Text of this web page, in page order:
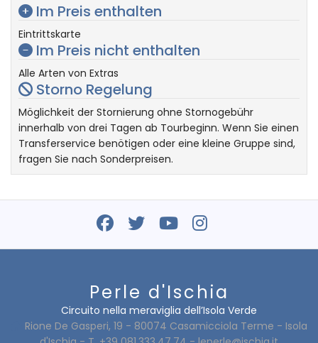
Im Preis enthalten
Eintrittskarte
Im Preis nicht enthalten
Alle Arten von Extras
Storno Regelung
Möglichkeit der Stornierung ohne Stornogebühr
innerhalb von drei Tagen ab Tourbeginn. Wenn Sie einen
Transferservice benötigen oder eine kleine Gruppe sind,
fragen Sie nach Sonderpreisen.
Perle d'Ischia
Circuito nella meraviglia dell’Isola Verde
Rione De Gasperi, 19 - 80074 Casamicciola Terme - Isola